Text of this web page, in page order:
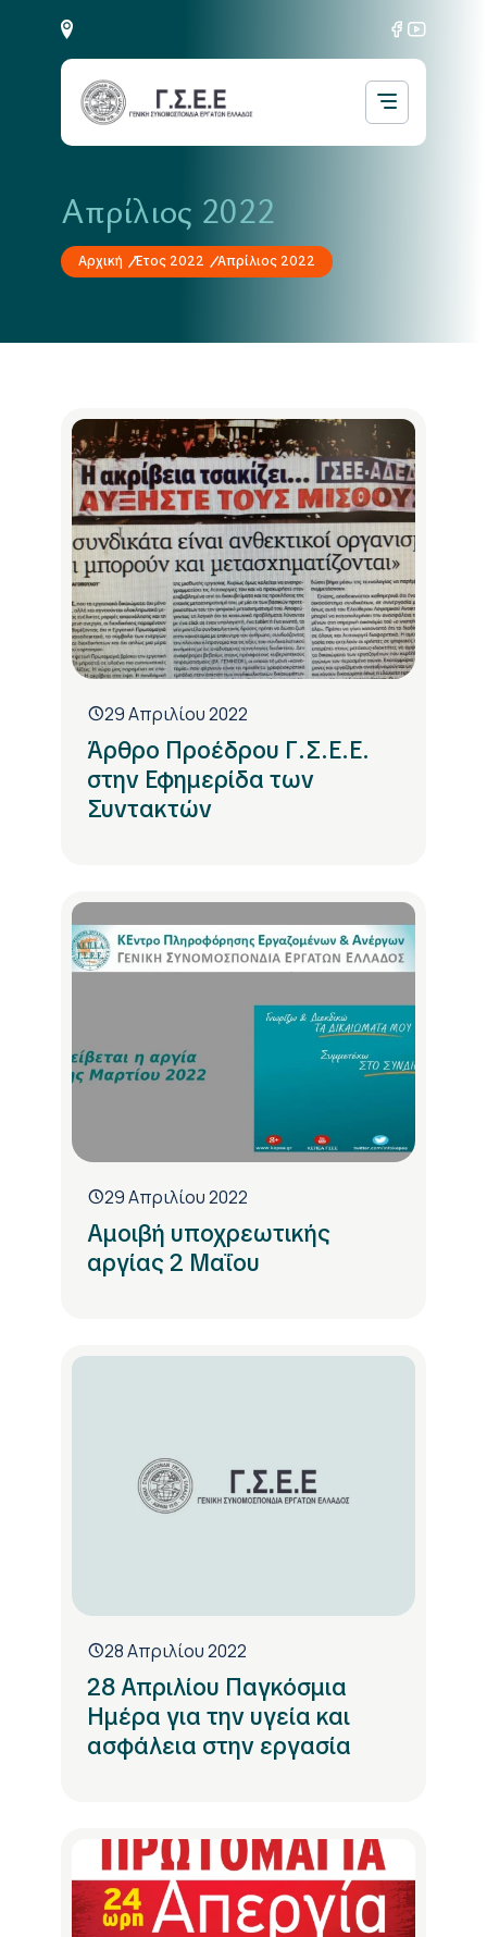
Απρίλιος 2022
Αρχική Έτος 2022 Απρίλιος 2022
29 Απριλίου 2022
Άρθρο Προέδρου Γ.Σ.Ε.Ε.
στην Εφημερίδα των
Συντακτών
29 Απριλίου 2022
Αμοιβή υποχρεωτικής
αργίας 2 Μαΐου
28 Απριλίου 2022
28 Απριλίου Παγκόσμια
Ημέρα για την υγεία και
ασφάλεια στην εργασία